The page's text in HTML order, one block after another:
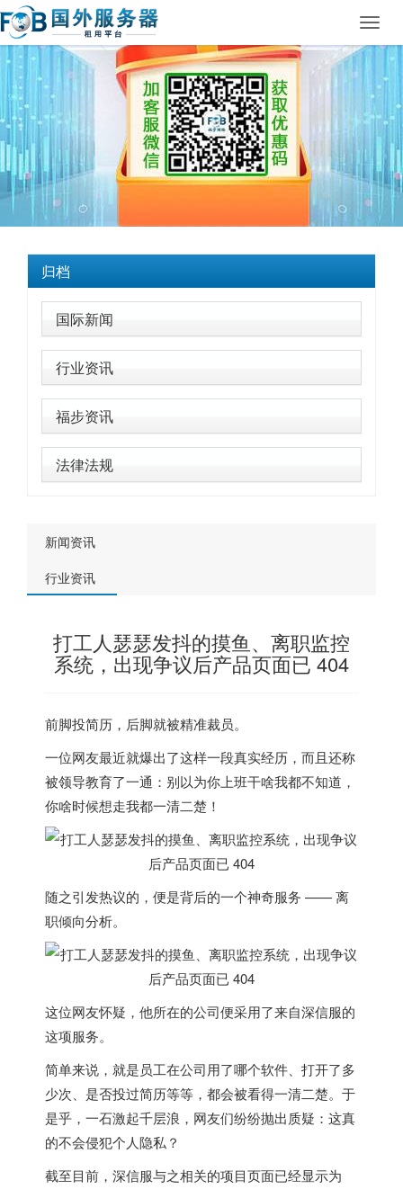
归档
国际新闻
行业资讯
福步资讯
法律法规
新闻资讯
行业资讯
打工人瑟瑟发抖的摸鱼、离职监控
系统，出现争议后产品页面已 404
前脚投简历，后脚就被精准裁员。
一位网友最近就爆出了这样一段真实经历，而且还称
被领导教育了一通：别以为你上班干啥我都不知道，
你啥时候想走我都一清二楚！
随之引发热议的，便是背后的一个神奇服务 —— 离
职倾向分析。
这位网友怀疑，他所在的公司便采用了来自深信服的
这项服务。
简单来说，就是员工在公司用了哪个软件、打开了多
少次、是否投过简历等等，都会被看得一清二楚。于
是乎，一石激起千层浪，网友们纷纷抛出质疑：这真
的不会侵犯个人隐私？
截至目前，深信服与之相关的项目页面已经显示为